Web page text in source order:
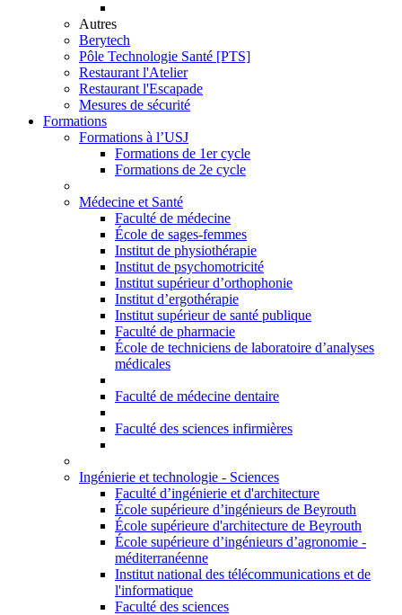
Autres
Berytech
Pôle Technologie Santé [PTS]
Restaurant l'Atelier
Restaurant l'Escapade
Mesures de sécurité
Formations
Formations à l’USJ
Formations de 1er cycle
Formations de 2e cycle
Médecine et Santé
Faculté de médecine
École de sages-femmes
Institut de physiothérapie
Institut de psychomotricité
Institut supérieur d’orthophonie
Institut d’ergothérapie
Institut supérieur de santé publique
Faculté de pharmacie
École de techniciens de laboratoire d’analyses
médicales
Faculté de médecine dentaire
Faculté des sciences infirmières
Ingénierie et technologie - Sciences
Faculté d’ingénierie et d'architecture
École supérieure d’ingénieurs de Beyrouth
École supérieure d'architecture de Beyrouth
École supérieure d’ingénieurs d’agronomie -
méditerranéenne
Institut national des télécommunications et de
l'informatique
Faculté des sciences